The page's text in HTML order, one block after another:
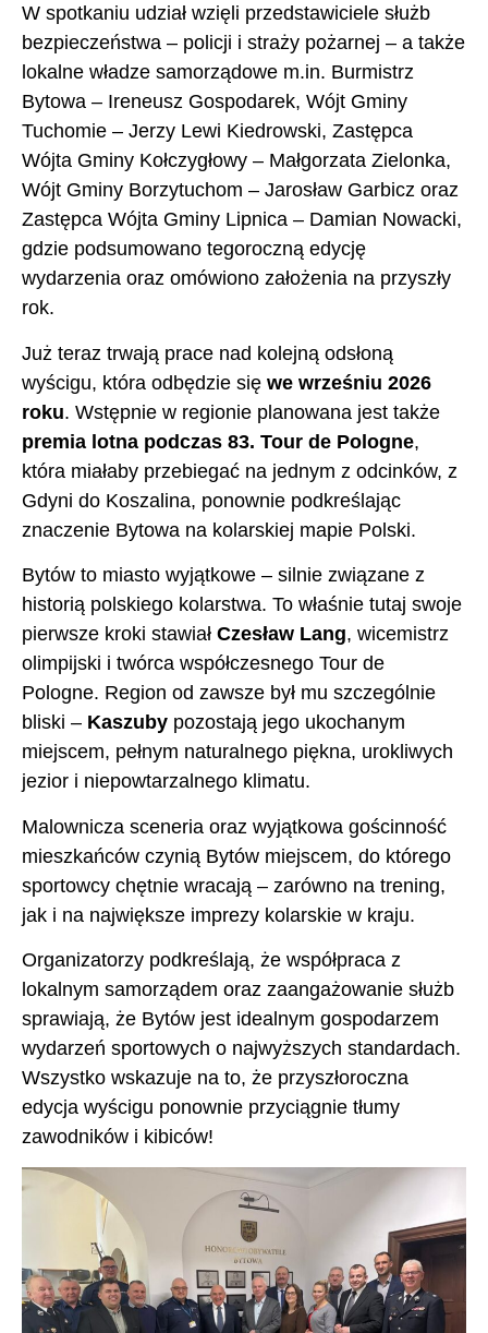
W spotkaniu udział wzięli przedstawiciele służb
bezpieczeństwa – policji i straży pożarnej – a także
lokalne władze samorządowe m.in. Burmistrz
Bytowa – Ireneusz Gospodarek, Wójt Gminy
Tuchomie – Jerzy Lewi Kiedrowski, Zastępca
Wójta Gminy Kołczygłowy – Małgorzata Zielonka,
Wójt Gminy Borzytuchom – Jarosław Garbicz oraz
Zastępca Wójta Gminy Lipnica – Damian Nowacki,
gdzie podsumowano tegoroczną edycję
wydarzenia oraz omówiono założenia na przyszły
rok.
Już teraz trwają prace nad kolejną odsłoną
wyścigu, która odbędzie się we wrześniu 2026
roku. Wstępnie w regionie planowana jest także
premia lotna podczas 83. Tour de Pologne,
która miałaby przebiegać na jednym z odcinków, z
Gdyni do Koszalina, ponownie podkreślając
znaczenie Bytowa na kolarskiej mapie Polski.
Bytów to miasto wyjątkowe – silnie związane z
historią polskiego kolarstwa. To właśnie tutaj swoje
pierwsze kroki stawiał Czesław Lang, wicemistrz
olimpijski i twórca współczesnego Tour de
Pologne. Region od zawsze był mu szczególnie
bliski – Kaszuby pozostają jego ukochanym
miejscem, pełnym naturalnego piękna, urokliwych
jezior i niepowtarzalnego klimatu.
Malownicza sceneria oraz wyjątkowa gościnność
mieszkańców czynią Bytów miejscem, do którego
sportowcy chętnie wracają – zarówno na trening,
jak i na największe imprezy kolarskie w kraju.
Organizatorzy podkreślają, że współpraca z
lokalnym samorządem oraz zaangażowanie służb
sprawiają, że Bytów jest idealnym gospodarzem
wydarzeń sportowych o najwyższych standardach.
Wszystko wskazuje na to, że przyszłoroczna
edycja wyścigu ponownie przyciągnie tłumy
zawodników i kibiców!